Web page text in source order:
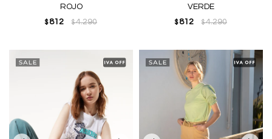
ROJO
$ 812 $4.290
VERDE
$ 812 $4.290